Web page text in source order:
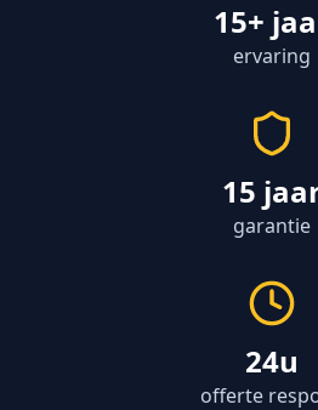
15+
ervaring
15
garantie
24u
offerte